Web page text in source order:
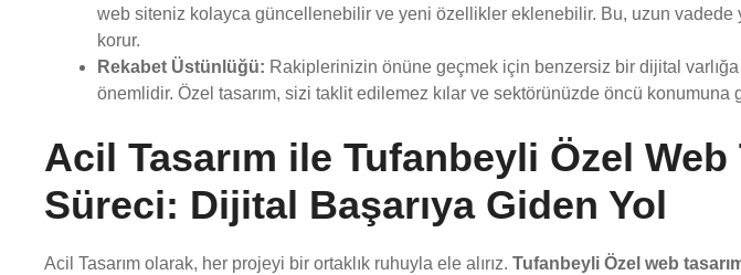
web siteniz kolayca güncellenebilir ve yeni özellikler eklenebilir. Bu, uzun vadede
korur.
Rekabet Üstünlüğü: Rakiplerinizin önüne geçmek için benzersiz bir dijital
önemlidir. Özel tasarım, sizi taklit edilemez kılar ve sektörünüzde öncü konumuna
Acil Tasarım ile Tufanbeyli Özel Web
Süreci: Dijital Başarıya Giden Yol
Acil Tasarım olarak, her projeyi bir ortaklık ruhuyla ele alırız. Tufanbeyli Özel web